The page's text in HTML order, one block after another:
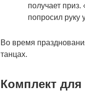
получает
попросил руку
Во время
танцах.
Комплект